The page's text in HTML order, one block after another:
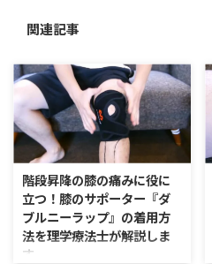
関連記事
階段昇降の膝の痛みに役に
立つ！膝のサポーター『ダ
ブルニーラップ』の着用方
法を理学療法士が解説しま
す。